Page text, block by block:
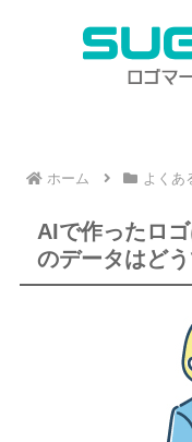
ホーム よくあ
AIで作ったロ
のデータはど